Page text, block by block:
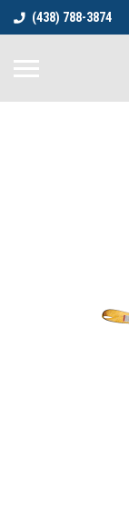
(438) 788-3874